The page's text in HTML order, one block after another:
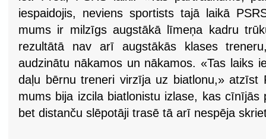
iespaidojis, neviens sportists tajā laikā
mums ir milzīgs augstākā līmeņa kadru
rezultātā nav arī augstākās klases
audzinātu nākamos un nākamos. «Tas laiks
daļu bērnu treneri virzīja uz biatlonu,» atzīst
mums bija izcila biatlonistu izlase, kas cīnījās
bet distanču slēpotāji trasē tā arī nespēja